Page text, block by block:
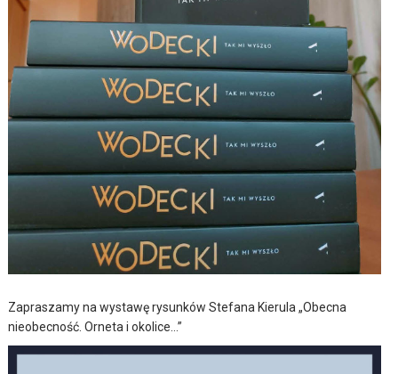
Zapraszamy na wystawę rysunków Stefana Kierula „Obecna
nieobecność. Orneta i okolice…”